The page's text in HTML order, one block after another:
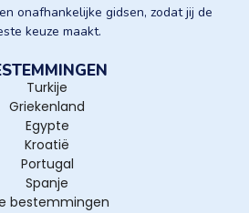
onafhankelijke gidsen, zodat jij de
keuze maakt.
Turkije
Griekenland
Egypte
Kroatië
Portugal
Spanje
bestemmingen